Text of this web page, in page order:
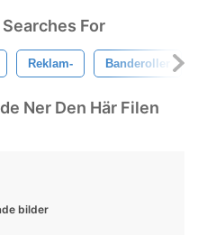
For
Reklam- Banderoller
Ner Den Här Filen
bilder